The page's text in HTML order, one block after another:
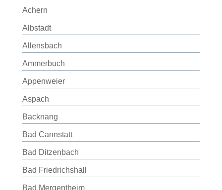
Achern
Albstadt
Allensbach
Ammerbuch
Appenweier
Aspach
Backnang
Bad Cannstatt
Bad Ditzenbach
Bad Friedrichshall
Bad Mergentheim